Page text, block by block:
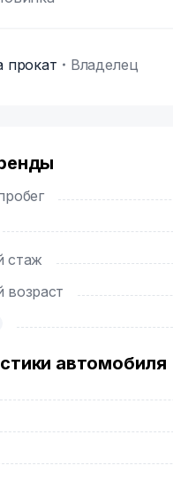
прокат Владелец
стаж
возраст
автомобиля